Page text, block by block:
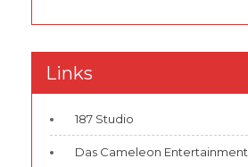
Links
187 Studio
Das Cameleon Entertainment